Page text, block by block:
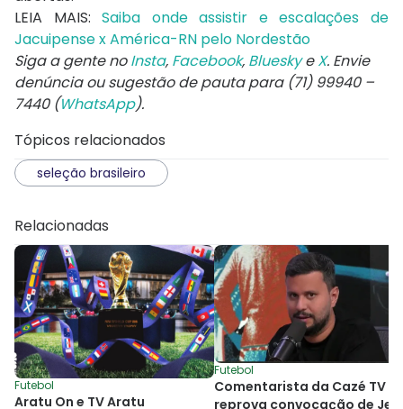
LEIA MAIS:Saiba onde assistir e escalações de
Jacuipense x América-RN pelo Nordestão
Siga a gente noInsta, Facebook, BlueskyeX. Envie
denúncia ou sugestão de pauta para (71) 99940 –
7440 (WhatsApp).
Tópicos relacionados
seleção brasileiro
Relacionadas
Futebol
Aratu On e TV Aratu
Futebol
Comentarista da Cazé TV
reprova convocação de